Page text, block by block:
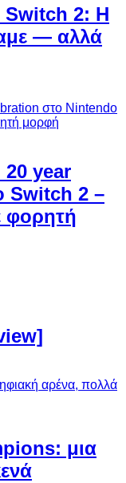
Switch 2: Η
— αλλά
year
Switch 2 –
φορητή
μια